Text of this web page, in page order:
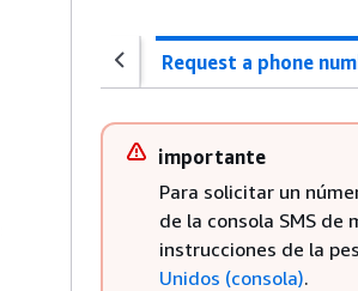
Request a phone
importante
Para solicitar un
de la consola SMS de
instrucciones de la
Unidos (consola).